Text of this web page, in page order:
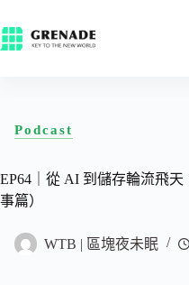
Podcast
EP64｜從 AI 到儲存輪流飛
事篇）
WTB | 區塊夜未眠